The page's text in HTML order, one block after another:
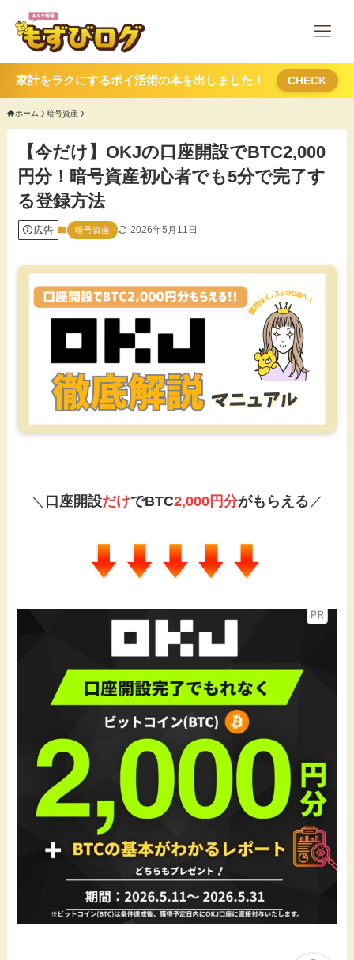
家計をラクにするポイ活術の本を出しました！ CHECK
ホーム 暗号資産
【今だけ】OKJの口座開設でBTC2,000
円分！暗号資産初心者でも5分で完了す
る登録方法
広告 暗号資産 2026年5月11日
＼ 口座開設だけでBTC2,000円分がもらえる ／